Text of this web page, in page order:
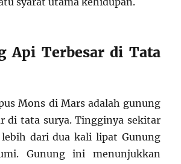
Api Terbesar di Tata
Mons di Mars adalah gunung
di tata surya. Tingginya sekitar
dari dua kali lipat Gunung
Gunung ini menunjukkan